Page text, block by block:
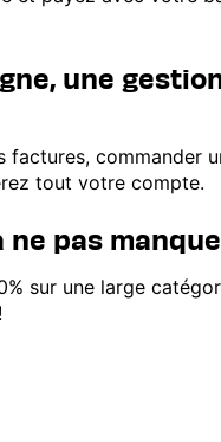
une
commander
tout votre compte.
ne pas
sur une large